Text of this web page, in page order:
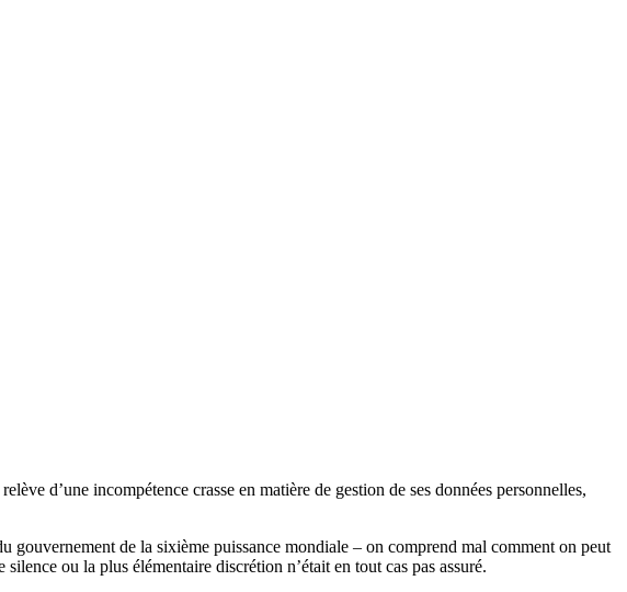
d’une incompétence crasse en matière de gestion de ses données personnelles,
de la sixième puissance mondiale – on comprend mal comment on peut
ou la plus élémentaire discrétion n’était en tout cas pas assuré.